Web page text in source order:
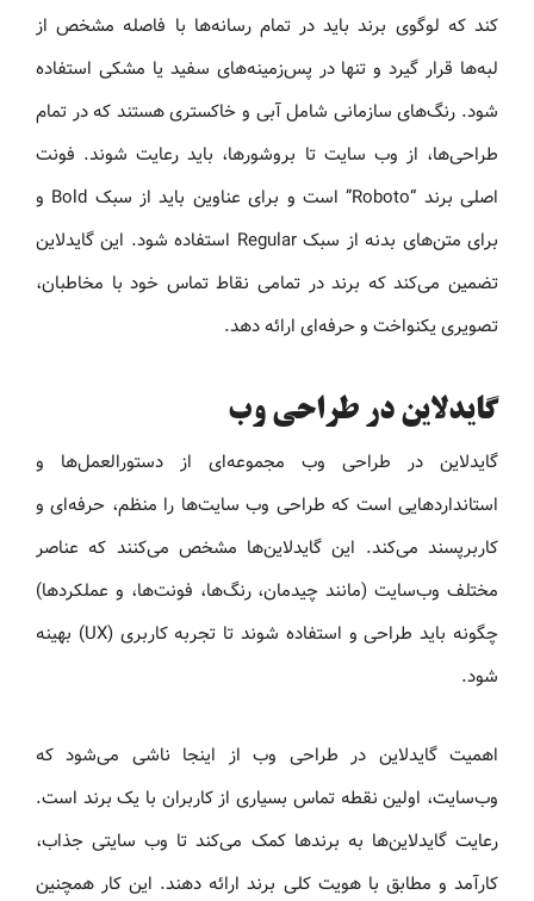
کند که لوگوی برند باید در تمام رسانه‌ها با فاصله مشخص از
لبه‌ها قرار گیرد و تنها در پس‌زمینه‌های سفید یا مشکی استفاده
شود. رنگ‌های سازمانی شامل آبی و خاکستری هستند که در تمام
طراحی‌ها، از وب‌ سایت تا بروشورها، باید رعایت شوند. فونت
اصلی برند “Roboto” است و برای عناوین باید از سبک Bold و
برای متن‌های بدنه از سبک Regular استفاده شود. این گایدلاین
تضمین می‌کند که برند در تمامی نقاط تماس خود با مخاطبان،
تصویری یکنواخت و حرفه‌ای ارائه دهد.
گایدلاین در طراحی وب
گایدلاین در طراحی وب مجموعه‌ای از دستورالعمل‌ها و
استانداردهایی است که طراحی وب‌ سایت‌ها را منظم، حرفه‌ای و
کاربرپسند می‌کند. این گایدلاین‌ها مشخص می‌کنند که عناصر
مختلف وب‌سایت (مانند چیدمان، رنگ‌ها، فونت‌ها، و عملکردها)
چگونه باید طراحی و استفاده شوند تا تجربه کاربری (UX) بهینه
شود.
اهمیت گایدلاین در طراحی وب از اینجا ناشی می‌شود که
وب‌سایت، اولین نقطه تماس بسیاری از کاربران با یک برند است.
رعایت گایدلاین‌ها به برندها کمک می‌کند تا وب‌ سایتی جذاب،
کارآمد و مطابق با هویت کلی برند ارائه دهند. این کار همچنین